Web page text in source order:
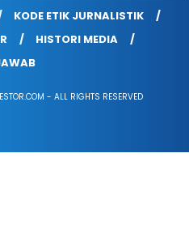
KODE ETIK JURNALISTIK
HISTORI MEDIA
- ALL RIGHTS RESERVED